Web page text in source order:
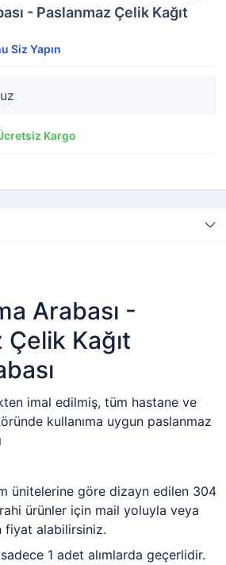
- Paslanmaz Çelik Kağıt
Siz Yapın
Kargo
Arabası -
Kağıt
imal edilmiş, tüm hastane ve
kullanıma uygun paslanmaz
ünitelerine göre dizayn edilen 304
ürünler için mail yoluyla veya
fiyat alabilirsiniz.
1 adet alımlarda geçerlidir.